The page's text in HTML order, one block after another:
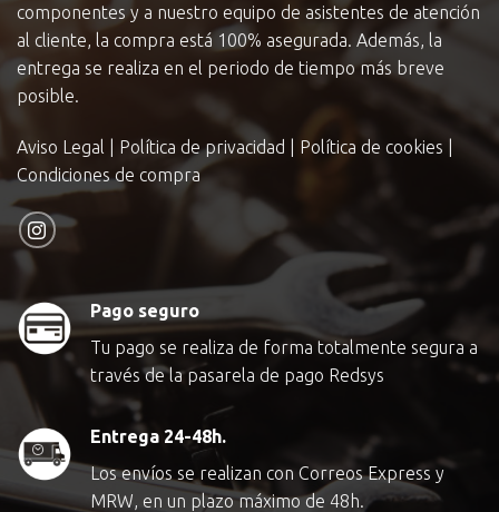
componentes y a nuestro equipo de asistentes de atención
al cliente, la compra está 100% asegurada. Además, la
entrega se realiza en el periodo de tiempo más breve
posible.
Aviso Legal Política de privacidad Política de cookies
Condiciones de compra
Pago seguro
Tu pago se realiza de forma totalmente segura a
través de la pasarela de pago Redsys
Entrega 24-48h.
Los envíos se realizan con Correos Express y
MRW, en un plazo máximo de 48h.